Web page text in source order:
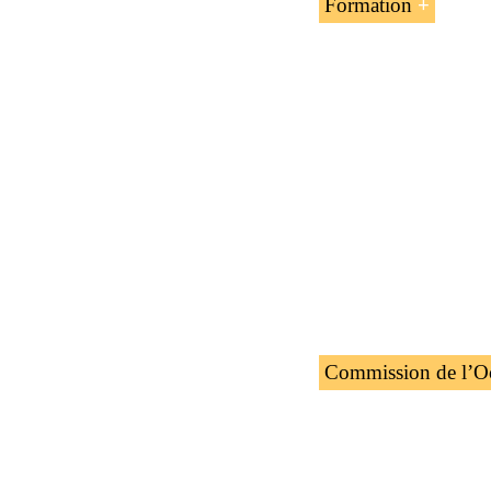
Formation
L’unité
l’EENI Global
Master en affaires
Commission de